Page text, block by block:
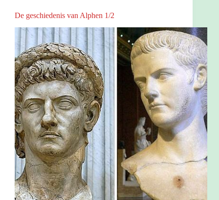
De geschiedenis van Alphen 1/2